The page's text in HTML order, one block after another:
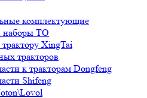
комплектующие
наборы ТО
трактору XingTai
тракторов
к тракторам Dongfeng
Shifeng